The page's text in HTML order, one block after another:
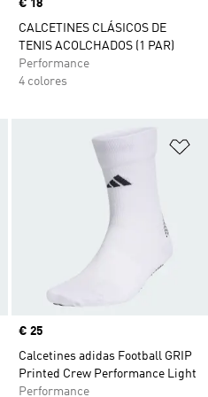
Precio
€ 18
CALCETINES CLÁSICOS DE
TENIS ACOLCHADOS (1 PAR)
Performance
4 colores
Añadir a la lista de deseos
Precio
€ 25
Calcetines adidas Football GRIP
Printed Crew Performance Light
Performance